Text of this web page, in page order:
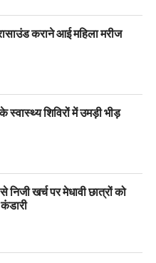
कराने आई महिला मरीज
शिविरों में उमड़ी भीड़
निजी खर्च पर मेधावी छात्रों को